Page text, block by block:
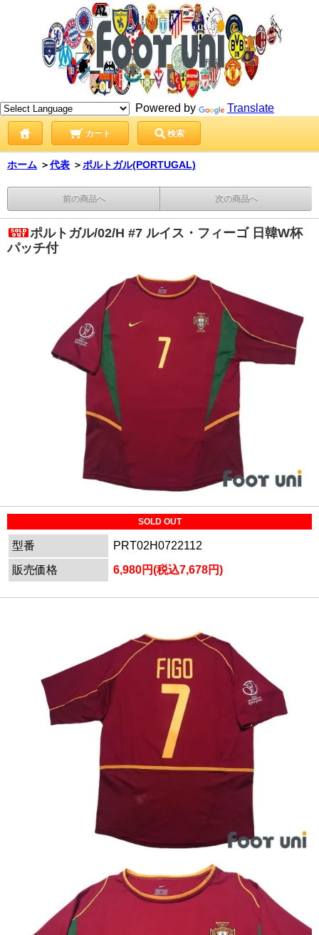
Powered by Translate
カート 検索
ホーム ＞代表 ＞ポルトガル(PORTUGAL)
前の商品へ 次の商品へ
ポルトガル/02/H #7 ルイス・フィーゴ 日韓W杯
パッチ付
SOLD OUT
型番
PRT02H0722112
販売価格
6,980円(税込7,678円)